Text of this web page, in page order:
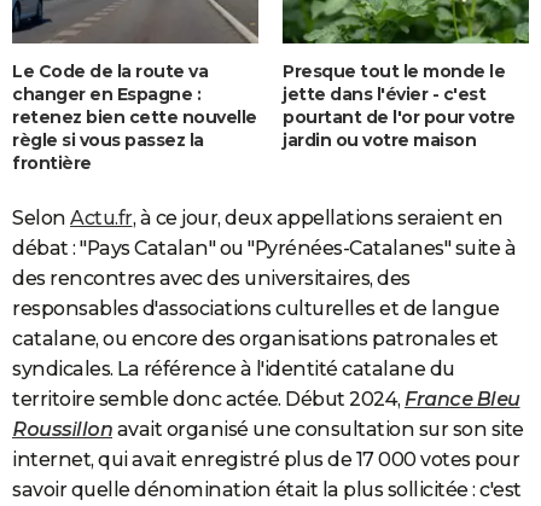
Le Code de la route va
changer en Espagne :
retenez bien cette nouvelle
règle si vous passez la
frontière
Presque tout le monde le
jette dans l'évier - c'est
pourtant de l'or pour votre
jardin ou votre maison
Selon Actu.fr, à ce jour, deux appellations seraient en
débat : "Pays Catalan" ou "Pyrénées-Catalanes" suite à
des rencontres avec des universitaires, des
responsables d'associations culturelles et de langue
catalane, ou encore des organisations patronales et
syndicales. La référence à l'identité catalane du
territoire semble donc actée. Début 2024, France Bleu
Roussillon avait organisé une consultation sur son site
internet, qui avait enregistré plus de 17 000 votes pour
savoir quelle dénomination était la plus sollicitée : c'est